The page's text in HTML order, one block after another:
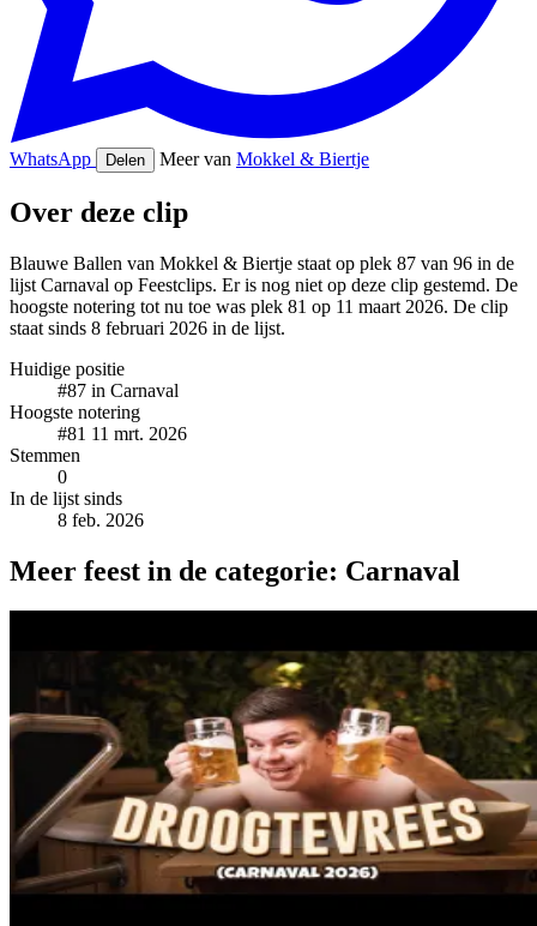
WhatsApp Delen Meer van Mokkel & Biertje
Over deze clip
Blauwe Ballen van Mokkel & Biertje staat op plek 87 van 96 in de
lijst Carnaval op Feestclips. Er is nog niet op deze clip gestemd. De
hoogste notering tot nu toe was plek 81 op 11 maart 2026. De clip
staat sinds 8 februari 2026 in de lijst.
Huidige positie
#87 in Carnaval
Hoogste notering
#81 11 mrt. 2026
Stemmen
0
In de lijst sinds
8 feb. 2026
Meer feest in de categorie: Carnaval